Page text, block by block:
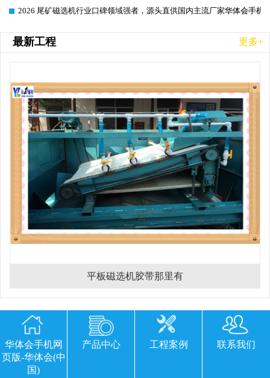
2026-06-25
2026 尾矿磁选机行业口碑领域强者，源头直供国内主流厂家华体会手机
最新工程 更多+
平板磁选机胶带那里有
欢迎您留下宝贵的意见或建议
华体会手机网
页版-华体会(中
国)
产品中心 工程案例 联系我们